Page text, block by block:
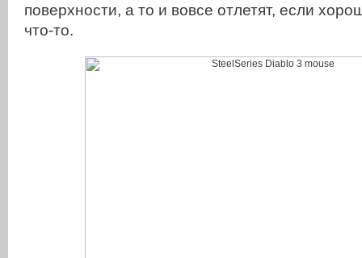
поверхности, а то и вовсе отлетят, если
что-то.